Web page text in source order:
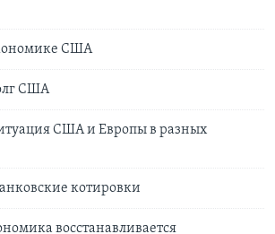
США
США
США и Европы в разных
котировки
восстанавливается